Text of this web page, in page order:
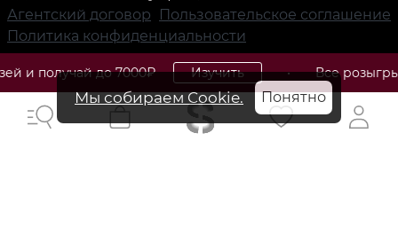
7000₽ Изучить • Все розыгрыши, скидки и
Агентский договор
Пользовательское соглашение
Политика конфиденциальности
Acne Studios: Шведский бренд с современной
одеждой и аксессуарами.
Acne Studios (Акне Студиос) - это шведский бренд,
известный своей современной одеждой и аксессуарами.
Мы собираем Cookie. Понятно